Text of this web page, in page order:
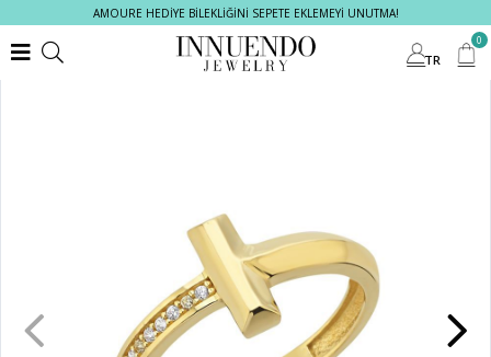
AMOURE HEDİYE BİLEKLİĞİNİ SEPETE EKLEMEYİ UNUTMA!
TR
0